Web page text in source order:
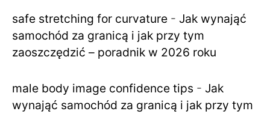
safe stretching for curvature - Jak wynająć
samochód za granicą i jak przy tym
zaoszczędzić – poradnik w 2026 roku
male body image confidence tips - Jak
wynająć samochód za granicą i jak przy tym